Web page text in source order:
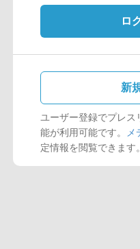
ロ
新
ユーザー登録でプレス
能が利用可能です。
メ
定情報を閲覧できます。